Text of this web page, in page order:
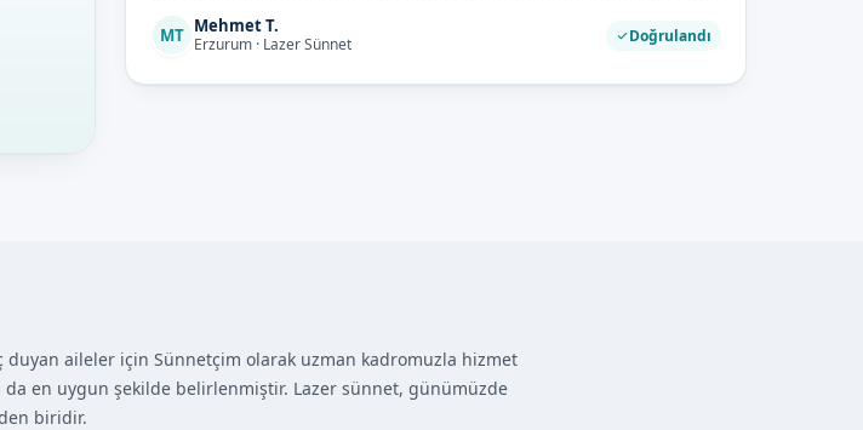
MT Mehmet T.
Erzurum · Lazer Sünnet Doğrulandı
aileler için Sünnetçim olarak uzman kadromuzla hizmet
da en uygun şekilde belirlenmiştir. Lazer sünnet, günümüzde
biridir.